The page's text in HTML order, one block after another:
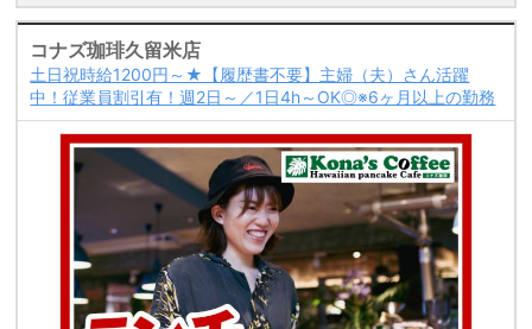
コナズ珈琲久留米店
土日祝時給1200円～★【履歴書不要】主婦（夫）さん活躍
中！従業員割引有！週2日～／1日4h～OK◎※6ヶ月以上の勤務